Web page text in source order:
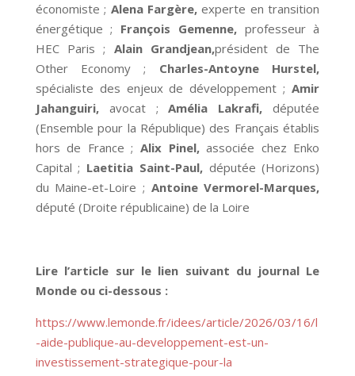
économiste ; Alena Fargère,experte en transition
énergétique ; François Gemenne, professeur à
HEC Paris ; Alain Grandjean,président de The
Other Economy ; Charles-Antoyne Hurstel,
spécialiste des enjeux de développement ;Amir
Jahanguiri,avocat ;Amélia Lakrafi,députée
(Ensemble pour la République) des Français établis
hors de France ; Alix Pinel,associée chez Enko
Capital ; Laetitia Saint-Paul, députée (Horizons)
du Maine-et-Loire ; Antoine Vermorel-Marques,
député (Droite républicaine) de la Loire
Lire l’article sur le lien suivant du journal Le
Monde ou ci-dessous :
https://www.lemonde.fr/idees/article/2026/03/16/l
-aide-publique-au-developpement-est-un-
investissement-strategique-pour-la